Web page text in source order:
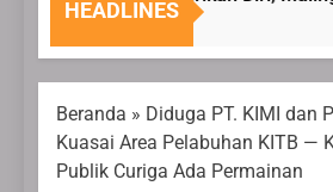
HEADLINES
6 Agustus 2026
Beranda » Diduga PT. KIMI dan
Kuasai Area Pelabuhan KITB —
Publik Curiga Ada Permainan